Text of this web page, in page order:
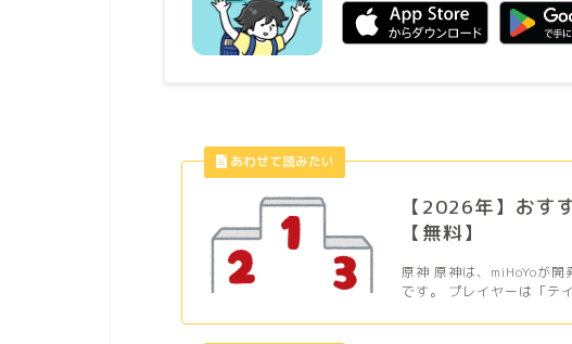
【2026年】おす
【無料】
原神 原神は、miHoYoが
です。 プレイヤーは「テ